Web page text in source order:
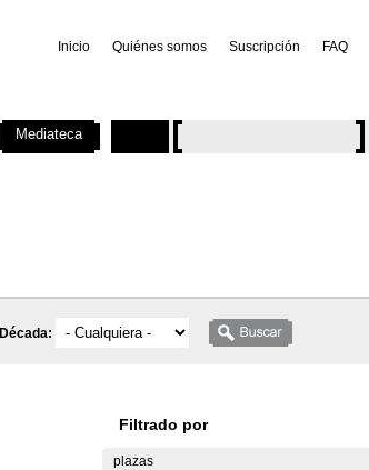
Inicio Quiénes somos Suscripción FAQ
Década:
Filtrado por
plazas
Mediateca